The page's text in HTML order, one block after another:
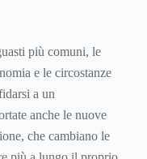
più comuni, le
e le circostanze
a un
anche le nuove
che cambiano le